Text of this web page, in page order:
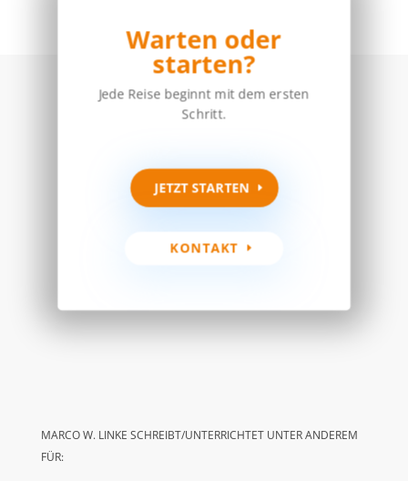
Warten oder
starten?
Jede Reise beginnt mit dem ersten
Schritt.
JETZT STARTEN
KONTAKT
MARCO W. LINKE SCHREIBT/UNTERRICHTET UNTER ANDEREM
FÜR: